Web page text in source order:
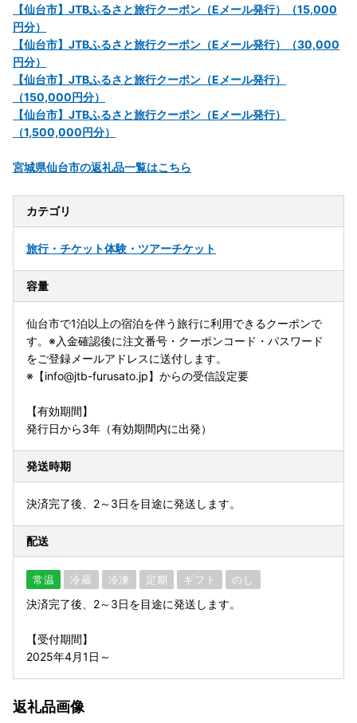
【仙台市】JTBふるさと旅行クーポン（Eメール発行）（15,000
円分）
【仙台市】JTBふるさと旅行クーポン（Eメール発行）（30,000
円分）
【仙台市】JTBふるさと旅行クーポン（Eメール発行）
（150,000円分）
【仙台市】JTBふるさと旅行クーポン（Eメール発行）
（1,500,000円分）
宮城県仙台市の返礼品一覧はこちら
カテゴリ
旅行・チケット体験・ツアーチケット
容量
仙台市で1泊以上の宿泊を伴う旅行に利用できるクーポンで
す。※入金確認後に注文番号・クーポンコード・パスワード
をご登録メールアドレスに送付します。
※【info@jtb-furusato.jp】からの受信設定要
【有効期間】
発行日から3年（有効期間内に出発）
発送時期
決済完了後、2～3日を目途に発送します。
配送
常温 冷蔵 冷凍 定期 ギフト のし
決済完了後、2～3日を目途に発送します。
【受付期間】
2025年4月1日～
返礼品画像